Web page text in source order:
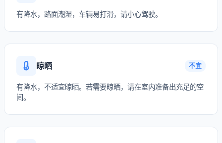
有降水，路面潮湿，车辆易打滑，请小心驾驶。
晾晒 不宜
有降水，不适宜晾晒。若需要晾晒，请在室内准备出充足的空
间。